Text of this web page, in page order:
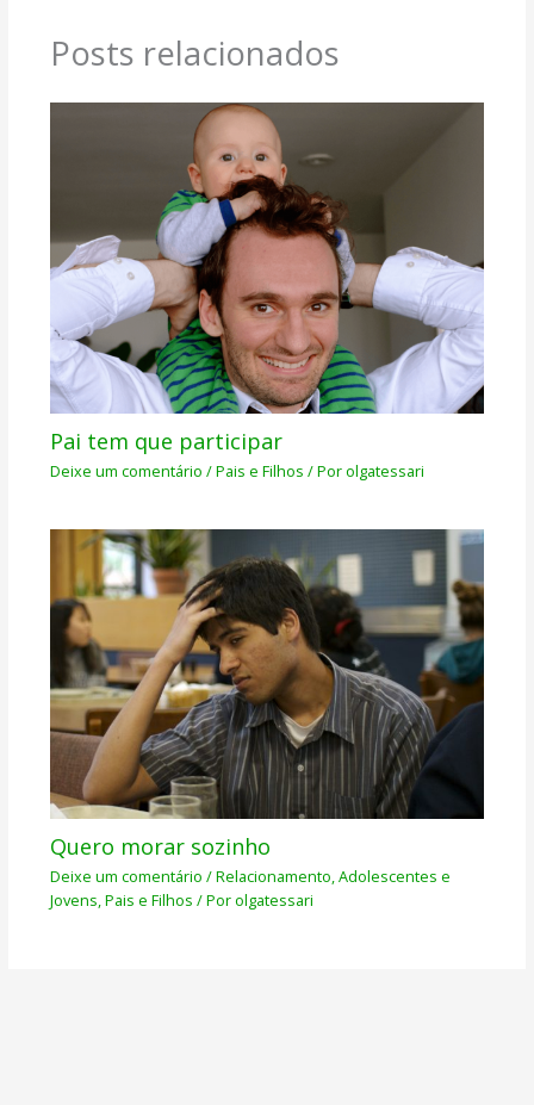
Posts relacionados
Pai tem que participar
Deixe um comentário /Pais e Filhos / Porolgatessari
Quero morar sozinho
Deixe um comentário /Relacionamento,Adolescentes e
Jovens,Pais e Filhos / Porolgatessari